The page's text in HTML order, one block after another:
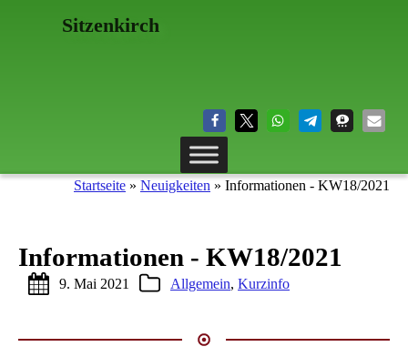
Sitzenkirch
Startseite » Neuigkeiten » Informationen - KW18/2021
Informationen - KW18/2021
9. Mai 2021 Allgemein, Kurzinfo